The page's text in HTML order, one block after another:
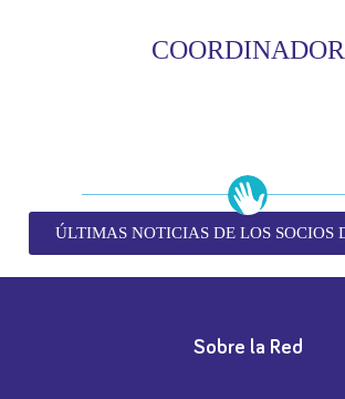
COORDINADOR
ÚLTIMAS NOTICIAS DE LOS SOCIOS
Sobre la Red